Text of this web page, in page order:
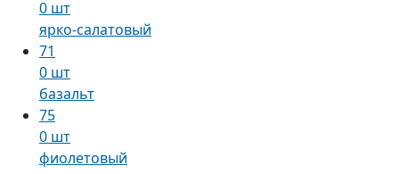
0 шт
ярко-салатовый
71
0 шт
базальт
75
0 шт
фиолетовый